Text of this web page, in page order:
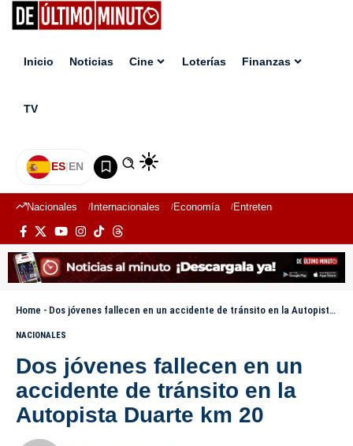
Inicio Noticias Cine Loterías Finanzas
TV
ES|EN
Nacionales Internacionales Economía Entretenimiento
Home - Dos jóvenes fallecen en un accidente de tránsito en la Autopista Duarte km 20
NACIONALES
Dos jóvenes fallecen en un
accidente de tránsito en la
Autopista Duarte km 20